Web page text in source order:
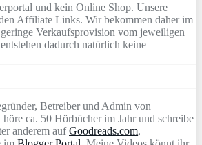
und kein Online Shop. Unsere
Affiliate Links. Wir bekommen daher im
Verkaufsprovision vom jeweiligen
dadurch natürlich keine
Betreiber und Admin von
höre ca. 50 Hörbücher im Jahr und schreibe
anderem aufGoodreads.com,